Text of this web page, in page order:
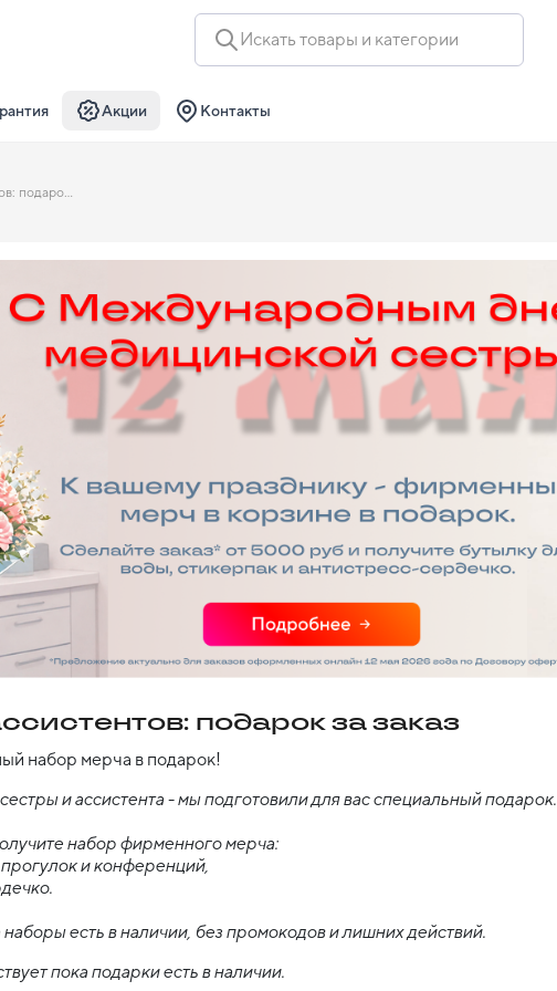
Искать товары и категории
Акции Контакты
Праздник медсестер и ассистентов: подарок за заказ
подарок за заказ
набор мерча в подарок!
и ассистента - мы подготовили для вас специальный подарок.
набор фирменного мерча:
и конференций,
есть в наличии, без промокодов и лишних действий.
пока подарки есть в наличии.